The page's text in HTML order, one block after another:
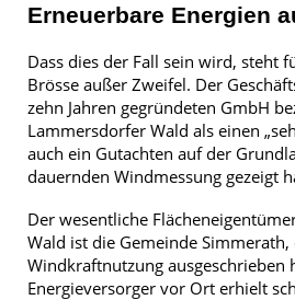
Erneuerbare Energien
Dass dies der Fall sein wird, steht
Brösse außer Zweifel. Der
zehn Jahren gegründeten GmbH
Lammersdorfer Wald als einen
auch ein Gutachten auf der
dauernden Windmessung gezeigt
Der wesentliche
Wald ist die Gemeinde
Windkraftnutzung ausgeschrieben
Energieversorger vor Ort erhielt